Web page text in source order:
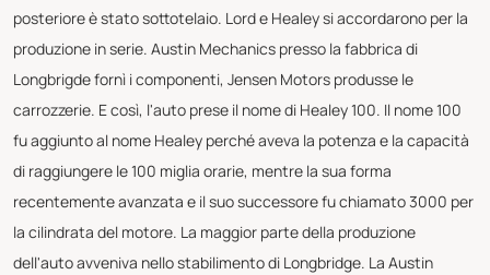
posteriore è stato sottotelaio. Lord e Healey si accordarono per la
produzione in serie. Austin Mechanics presso la fabbrica di
Longbrigde fornì i componenti, Jensen Motors produsse le
carrozzerie. E così, l'auto prese il nome di Healey 100. Il nome 100
fu aggiunto al nome Healey perché aveva la potenza e la capacità
di raggiungere le 100 miglia orarie, mentre la sua forma
recentemente avanzata e il suo successore fu chiamato 3000 per
la cilindrata del motore. La maggior parte della produzione
dell'auto avveniva nello stabilimento di Longbridge. La Austin